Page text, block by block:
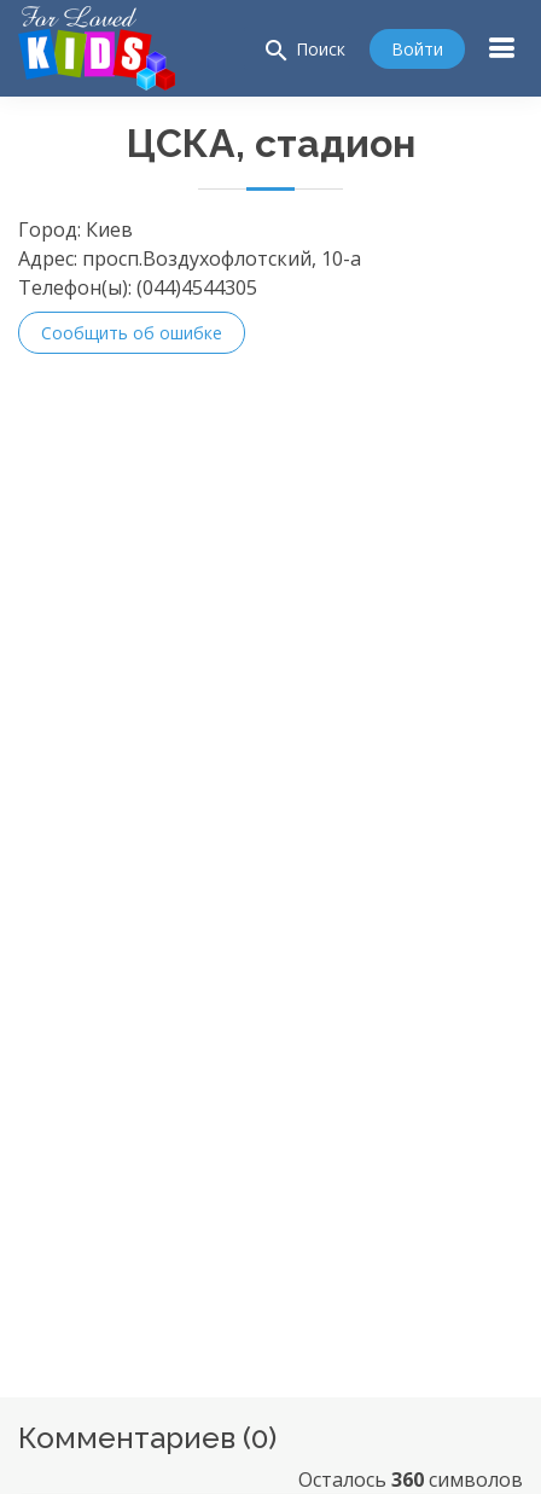
search Поиск Войти
ЦСКА, стадион
Город: Киев
Адрес: просп.Воздухофлотский, 10-а
Телефон(ы): (044)4544305
Сообщить об ошибке
Комментариев (0)
Осталось 360символов